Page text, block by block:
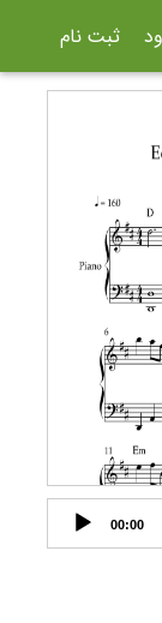
ثبت نام
00:00